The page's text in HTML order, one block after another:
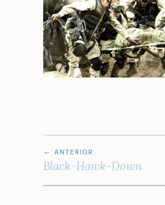
DE
ANTERIOR
Black-Hawk-Down